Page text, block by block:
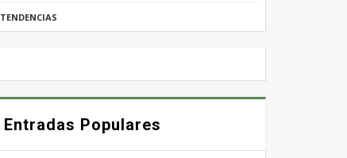
TENDENCIAS
Entradas Populares